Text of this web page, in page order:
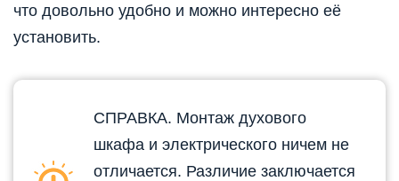
что довольно удобно и можно интересно её
установить.
СПРАВКА. Монтаж духового
шкафа и электрического ничем не
отличается. Различие заключается